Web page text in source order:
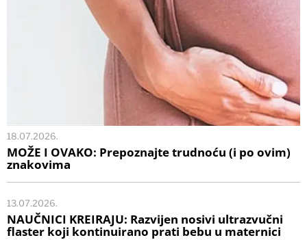
18.07.2026.
MOŽE I OVAKO: Prepoznajte trudnoću (i po ovim)
znakovima
13.07.2026.
NAUČNICI KREIRAJU: Razvijen nosivi ultrazvučni
flaster koji kontinuirano prati bebu u maternici